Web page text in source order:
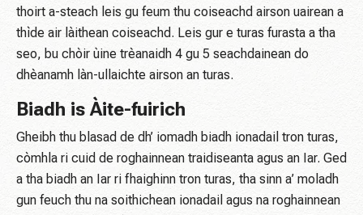
thoirt a-steach leis gu feum thu coiseachd airson uairean a
thìde air làithean coiseachd. Leis gur e turas furasta a tha
seo, bu chòir ùine trèanaidh 4 gu 5 seachdainean do
dhèanamh làn-ullaichte airson an turas.
Biadh is Àite-fuirich
Gheibh thu blasad de dh’ iomadh biadh ionadail tron ​​turas,
còmhla ri cuid de roghainnean traidiseanta agus an Iar. Ged
a tha biadh an Iar ri fhaighinn tron ​​turas, tha sinn a’ moladh
gun feuch thu na soithichean ionadail agus na roghainnean